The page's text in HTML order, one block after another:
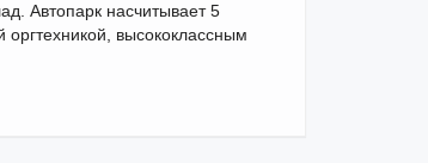
Автопарк насчитывает 5
высококлассным